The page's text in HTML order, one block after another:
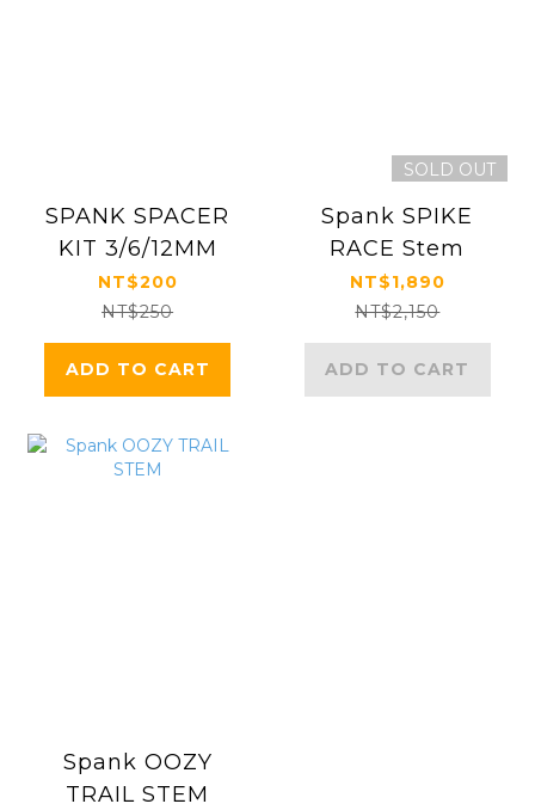
SPANK SPACER
KIT 3/6/12MM
NT$200
NT$250
ADD TO CART
SOLD OUT
Spank SPIKE
RACE Stem
NT$1,890
NT$2,150
ADD TO CART
Spank OOZY
TRAIL STEM